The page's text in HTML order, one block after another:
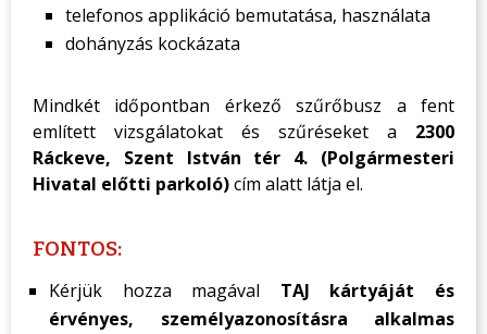
telefonos applikáció bemutatása, használata
dohányzás kockázata
Mindkét időpontban érkező szűrőbusz a fent
említett vizsgálatokat és szűréseket a 2300
Ráckeve, Szent István tér 4. (Polgármesteri
Hivatal előtti parkoló)cím alatt látja el.
FONTOS:
Kérjük hozza magával TAJ kártyáját és
érvényes, személyazonosításra alkalmas